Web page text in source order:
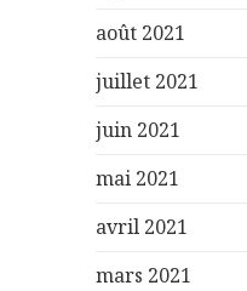
août 2021
juillet 2021
juin 2021
mai 2021
avril 2021
mars 2021